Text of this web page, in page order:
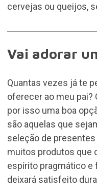
cervejas ou queijos,
Vai adorar
Quantas vezes já te
oferecer ao meu
por isso uma boa
são aquelas que
seleção de
muitos produtos que
espírito pragmático e
deixará satisfeito